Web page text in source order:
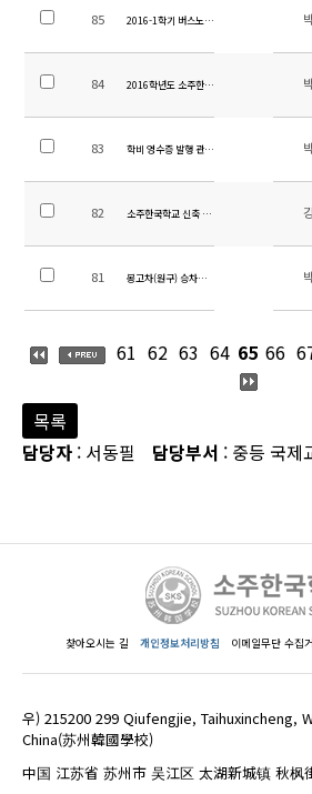
85 2016-1학기 버스노선 수정 안내
84 2016학년도 소주한국학교 행정직원 초빙 공고
83 학비 영수증 발행 관련 안내
82 소주한국학교 신축 조경 공사 입찰 공고(긴급)
81 봉고차(원구) 승차장소 안내
61 62 63 64 65 66
목록
담당자 : 서동필 담당부서 : 중등 국제
찾아오시는 길 개인정보처리방침 이메일무단 수집
우) 215200 299 Qiufengjie, Taihuxincheng,
China(苏州韓國學校)
中国 江苏省 苏州市 吴江区 太湖新城镇 秋枫